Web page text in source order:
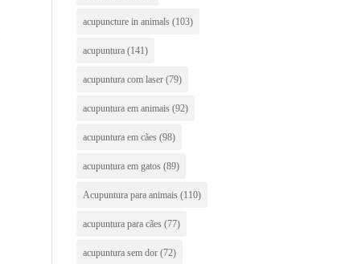
acupuncture in animals (103)
acupuntura (141)
acupuntura com laser (79)
acupuntura em animais (92)
acupuntura em cães (98)
acupuntura em gatos (89)
Acupuntura para animais (110)
acupuntura para cães (77)
acupuntura sem dor (72)